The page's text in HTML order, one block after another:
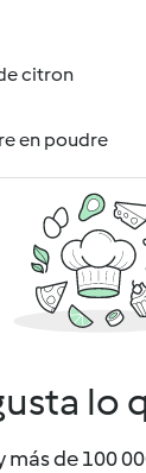
citron
en poudre
lo
más de 100